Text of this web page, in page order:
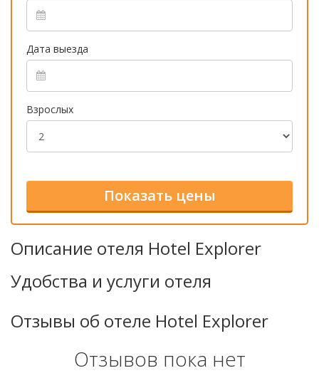
Дата выезда
Взрослых
Описание отеля Hotel Explorer
Удобства и услуги отеля
Отзывы об отеле Hotel Explorer
Отзывов пока нет